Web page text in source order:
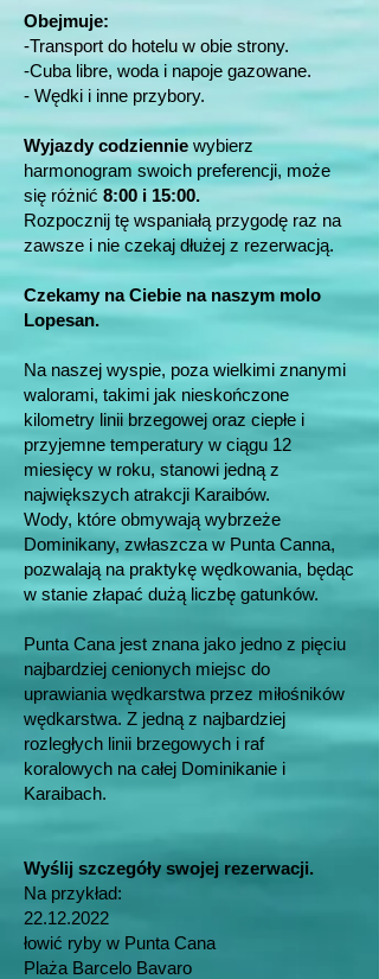
Obejmuje:
-Transport do hotelu w obie strony.
-Cuba libre, woda i napoje gazowane.
- Wędki i inne przybory.
Wyjazdy codziennie wybierz
harmonogram swoich preferencji, może
się różnić 8:00 i 15:00.
Rozpocznij tę wspaniałą przygodę raz na
zawsze i nie czekaj dłużej z rezerwacją.
Czekamy na Ciebie na naszym molo
Lopesan.
Na naszej wyspie, poza wielkimi znanymi
walorami, takimi jak nieskończone
kilometry linii brzegowej oraz ciepłe i
przyjemne temperatury w ciągu 12
miesięcy w roku, stanowi jedną z
największych atrakcji Karaibów.
Wody, które obmywają wybrzeże
Dominikany, zwłaszcza w Punta Canna,
pozwalają na praktykę wędkowania, będąc
w stanie złapać dużą liczbę gatunków.
Punta Cana jest znana jako jedno z pięciu
najbardziej cenionych miejsc do
uprawiania wędkarstwa przez miłośników
wędkarstwa. Z jedną z najbardziej
rozległych linii brzegowych i raf
koralowych na całej Dominikanie i
Karaibach.
Wyślij szczegóły swojej rezerwacji.
Na przykład:
22.12.2022
łowić ryby w Punta Cana
Plaża Barcelo Bavaro